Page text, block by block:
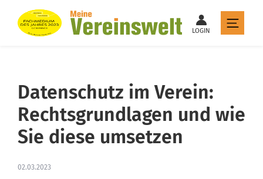
LOGIN
Datenschutz im Verein:
Rechtsgrundlagen und wie
Sie diese umsetzen
02.03.2023